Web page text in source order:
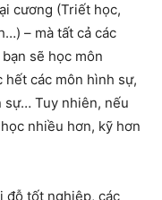
cương (Triết học,
– mà tất cả các
sẽ học môn
hết các môn hình sự,
sự… Tuy nhiên, nếu
nhiều hơn, kỹ hơn
đỗ tốt nghiệp, các